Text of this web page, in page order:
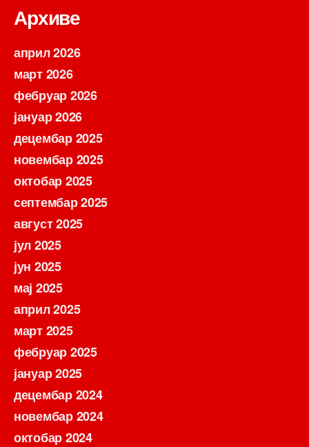
Архиве
април 2026
март 2026
фебруар 2026
јануар 2026
децембар 2025
новембар 2025
октобар 2025
септембар 2025
август 2025
јул 2025
јун 2025
мај 2025
април 2025
март 2025
фебруар 2025
јануар 2025
децембар 2024
новембар 2024
октобар 2024